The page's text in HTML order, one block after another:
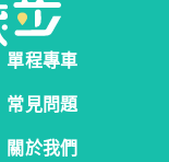
單程專車
常見問題
關於我們